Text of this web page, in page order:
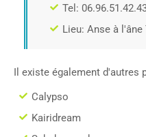
Tel:
Lieu: Anse à
Il existe également d'autres
Calypso
Kairidream